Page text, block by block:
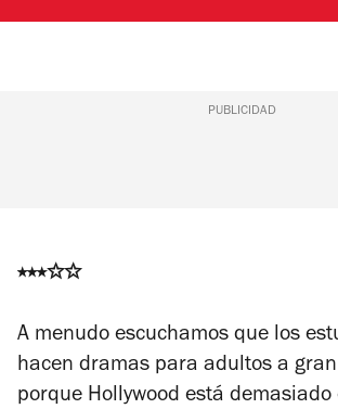
PUBLICIDAD
⭑⭑⭑✩✩
A menudo escuchamos que los
hacen dramas para adultos a
porque Hollywood está demasiado